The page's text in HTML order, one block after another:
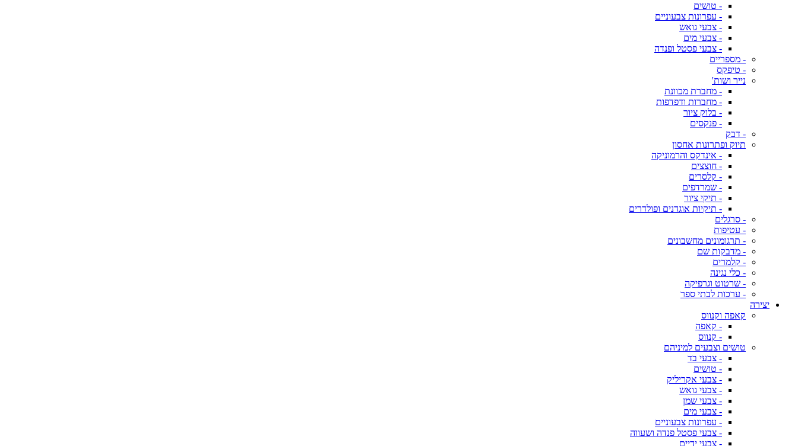
- טושים
- עפרונות צבעוניים
- צבעי גואש
- צבעי מים
- צבעי פסטל ופנדה
- מספריים
- טיפקס
נייר ושות'
- מחברת מכוונת
- מחברות ודפדפות
- בלוק ציור
- פנקסים
- דבק
תיוק ופתרונות אחסון
- אינדקס והרמוניקה
- חוצצים
- קלסרים
- שמרדפים
- תיקי ציור
- תיקיות אוגדנים ופולדרים
- סרגלים
- עטיפות
- תרגומונים מחשבונים
- מדבקות שם
- קלמרים
- כלי נגינה
- שרטוט וגרפיקה
- ערכות לבתי ספר
יצירה
קאפה וקנווס
- קאפה
- קנווס
טושים וצבעים למיניהם
- צבעי בד
- טושים
- צבעי אקריליק
- צבעי גואש
- צבעי שמן
- צבעי מים
- עפרונות צבעוניים
- צבעי פסטל פנדה ושעווה
- צבעי ידיים